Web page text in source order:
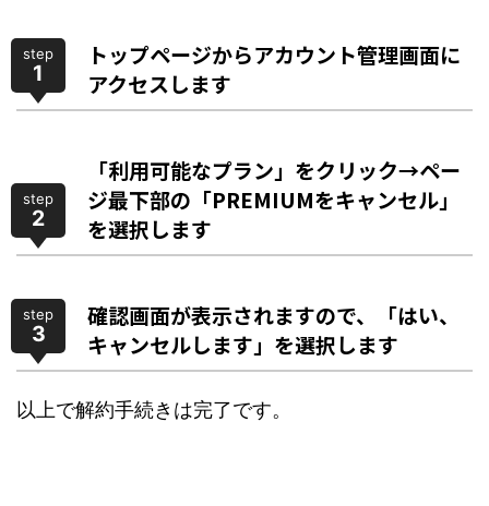
step
1
トップページからアカウント管理画面に
アクセスします
step
2
「利用可能なプラン」をクリック→ペー
ジ最下部の「PREMIUMをキャンセル」
を選択します
step
3
確認画面が表示されますので、「はい、
キャンセルします」を選択します
以上で解約手続きは完了です。